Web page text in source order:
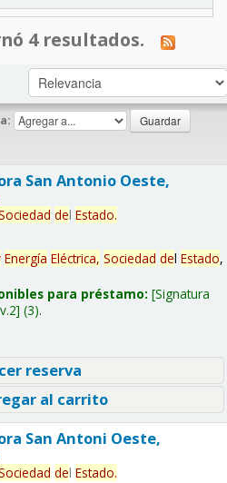
4 resultados.
San Antonio Oeste,
del Estado.
Energía Eléctrica, Sociedad del Estado,
para préstamo: Signatura
(3).
reserva
al carrito
San Antoni Oeste,
del Estado.